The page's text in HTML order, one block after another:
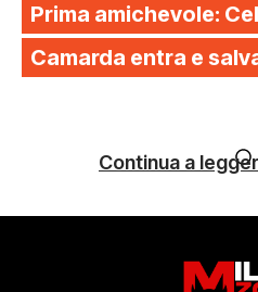
Prima amichevole:
Camarda entra e
Continua a